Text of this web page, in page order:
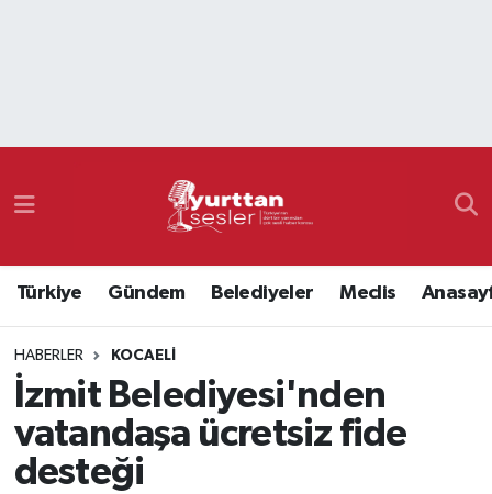
Türkiye Gündem Belediyeler Meclis
HABERLER KOCAELI
İzmit Belediyesi'nden
vatandaşa ücretsiz fide
desteği
Namaz Vakitleri
Süper Lig Puan Durumu ve Fikstür
Tüm Manşetler
Son Dakika Haberleri
Haber Arşivi